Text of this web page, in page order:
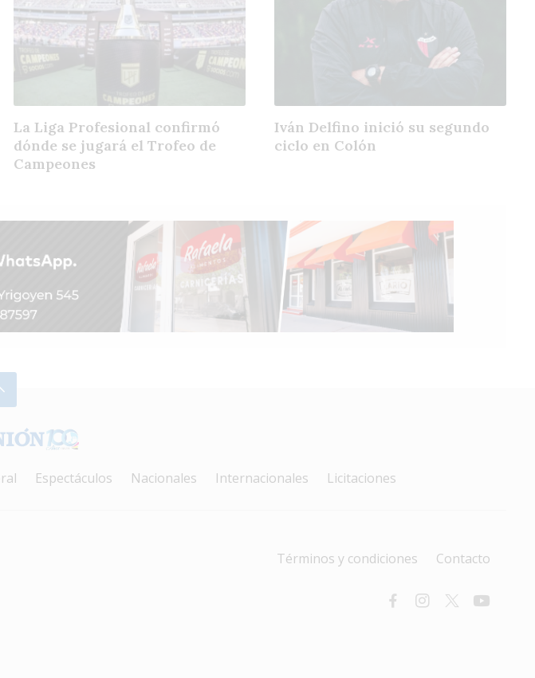
La Liga Profesional confirmó
dónde se jugará el Trofeo de
Campeones
Iván Delfino inició su segundo
ciclo en Colón
Espectáculos Nacionales Internacionales Licitaciones
Términos y condiciones Contacto